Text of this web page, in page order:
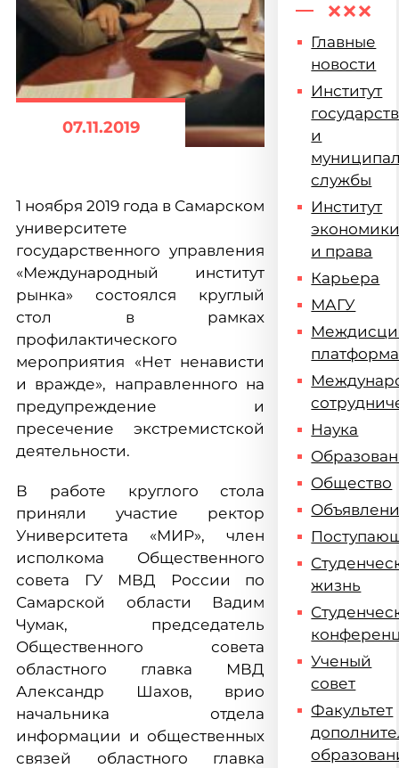
07.11.2019
1 ноября 2019 года в Самарском
университете
государственного управления
«Международный институт
рынка» состоялся круглый
стол в рамках
профилактического
мероприятия «Нет ненависти
и вражде», направленного на
предупреждение и
пресечение экстремистской
деятельности.
В работе круглого стола
приняли участие ректор
Университета «МИР», член
исполкома Общественного
совета ГУ МВД России по
Самарской области Вадим
Чумак, председатель
Общественного совета
областного главка МВД
Александр Шахов, врио
начальника отдела
информации и общественных
связей областного главка
Главные
новости
Институт
и
службы
Институт
и права
Карьера
МАГУ
платформа
Наука
Общество
жизнь
Ученый
совет
Факультет